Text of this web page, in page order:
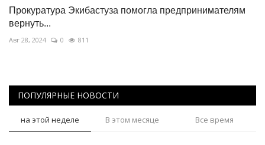
Прокуратура Экибастуза помогла предпринимателям
вернуть...
Авг 28, 2024 0 811
ПОПУЛЯРНЫЕ НОВОСТИ
на этой неделе В этом месяце Все время